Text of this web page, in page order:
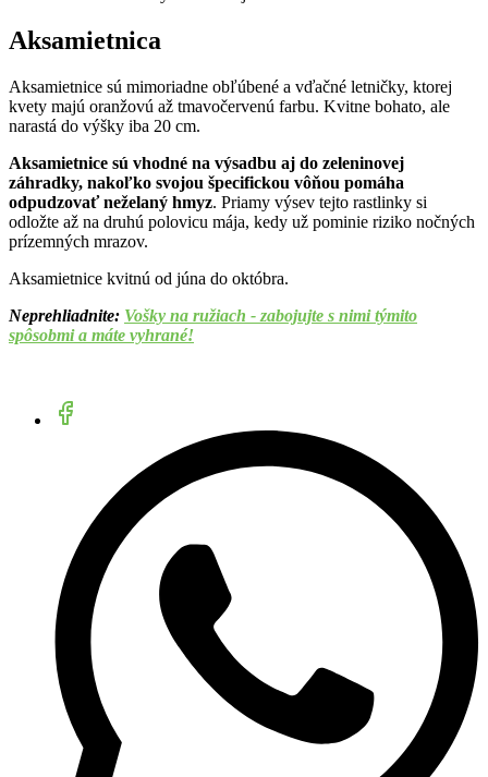
Aksamietnica
Aksamietnice sú mimoriadne obľúbené a vďačné letničky, ktorej
kvety majú oranžovú až tmavočervenú farbu. Kvitne bohato, ale
narastá do výšky iba 20 cm.
Aksamietnice sú vhodné na výsadbu aj do zeleninovej
záhradky, nakoľko svojou špecifickou vôňou pomáha
odpudzovať neželaný hmyz. Priamy výsev tejto rastlinky si
odložte až na druhú polovicu mája, kedy už pominie riziko nočných
prízemných mrazov.
Aksamietnice kvitnú od júna do októbra.
Neprehliadnite: Vošky na ružiach - zabojujte s nimi týmito
spôsobmi a máte vyhrané!